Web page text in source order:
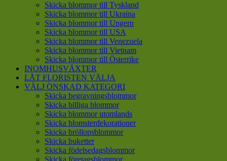
Skicka blommor till Tyskland
Skicka blommor till Ukraina
Skicka blommor till Ungern
Skicka blommor till USA
Skicka blommor till Venezuela
Skicka blommor till Vietnam
Skicka blommor till Österrike
INOMHUSVÄXTER
LÅT FLORISTEN VÄLJA
VÄLJ ÖNSKAD KATEGORI
Skicka begravningsblommor
Skicka billiga blommor
Skicka blommor utomlands
Skicka blomsterdekorationer
Skicka bröllopsblommor
Skicka buketter
Skicka födelsedagsblommor
Skicka företagsblommor